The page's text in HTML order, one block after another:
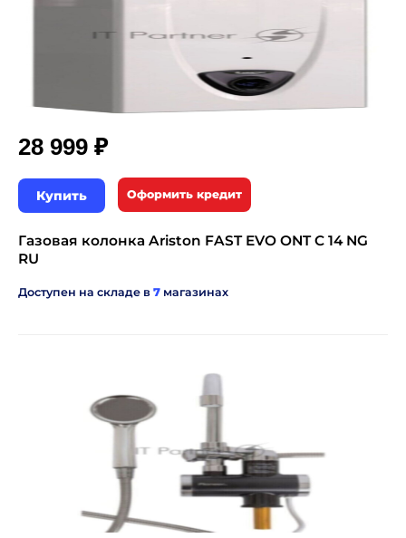
28 999 ₽
Купить Оформить кредит
Газовая колонка Ariston FAST EVO ONT C 14 NG
RU
Доступен на складе в 7 магазинах